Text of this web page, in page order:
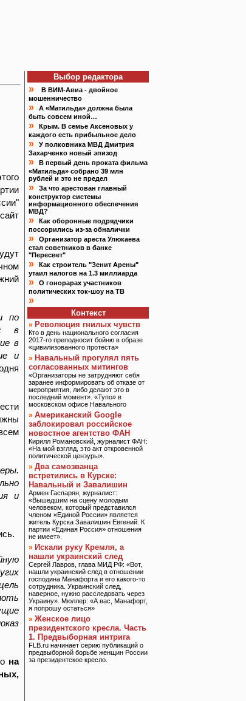
по
в
в
и
и
на
Выбор редактора
»
В ВИМ-Авиа - двойное
мошенничество
»
А «Матильда» должна была
быть совсем иной…
»
Крым. В семье Аксеновых у
каждого есть прибыльное дело
»
У полковника МВД Дмитрия
Захарченко новый эпизод
»
В первый день проката фильма
«Матильда» собрано 39 млн
рублей и это не предел
»
За что арестован главный
конструктор системы
информационного обеспечения
МВД?
»
Как оборонные подрядчики
поссорились из-за обналички
»
Организатор ареста Улюкаева
стал советников в банке
"Пересвет"
»
Как строитель "Зенит Арены"
утаил налогов на 1.3 миллиарда
»
О гонорарах участников
политических ток-шоу на ТВ
»
Контекст
» Революция гнилых чувств
Кто в день национального согласия
2017-го преподносит бойню в образе
«цивилизованного протеста»
» Навальный прогулял пять
согласованных митингов
«Организаторы не затрудняют себя
заранее информировать об отказе от
мероприятия, либо делают это в
последний момент». «Тупо» в
московском офисе Навального
» Американский Google
заблокировал российское
новостное агентство ФАН
Кирилл Романовский, журналист ФАН:
«На мой взгляд, это акт откровенной
политической цензуры».
» Два самозванца
встретились в Курске:
Навальный и Завалишин
Армен Гаспарян, журналист:
«Вышедшим на сцену молодым
человеком, который представился
членом «Единой России» является
житель Курска Завалишин Евгений. К
партии «Единая Россия» отношения
не имеет».
» Искали руку Кремля, а
нашли украинский след
Сергей Лавров, глава МИД РФ: «Вот,
нашли украинский след в отношении
господина Манафорта и его какого-то
сотрудника. Украинский след,
наверное, нужно расследовать через
Украину». Мюллер: «А вас, Манафорт,
я попрошу остаться»
» Женское лицо
президентского кресла. Часть
1. Предвыборная интрига
FLB.ru начинает серию публикаций о
предвыборной борьбе женщин России
за президентское кресло.